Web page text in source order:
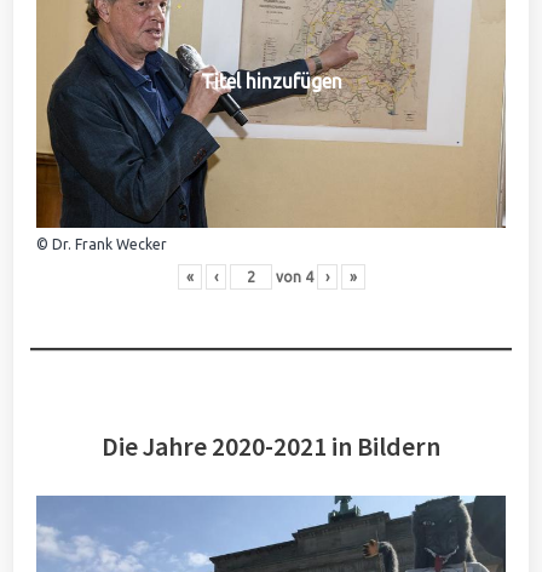
Titel hinzufügen
© Dr. Frank Wecker
« ‹ von 4 › »
Die Jahre 2020-2021 in Bildern